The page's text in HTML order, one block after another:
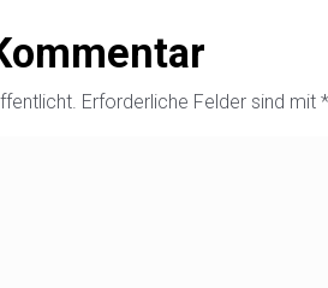
Erforderliche Felder sind mit *